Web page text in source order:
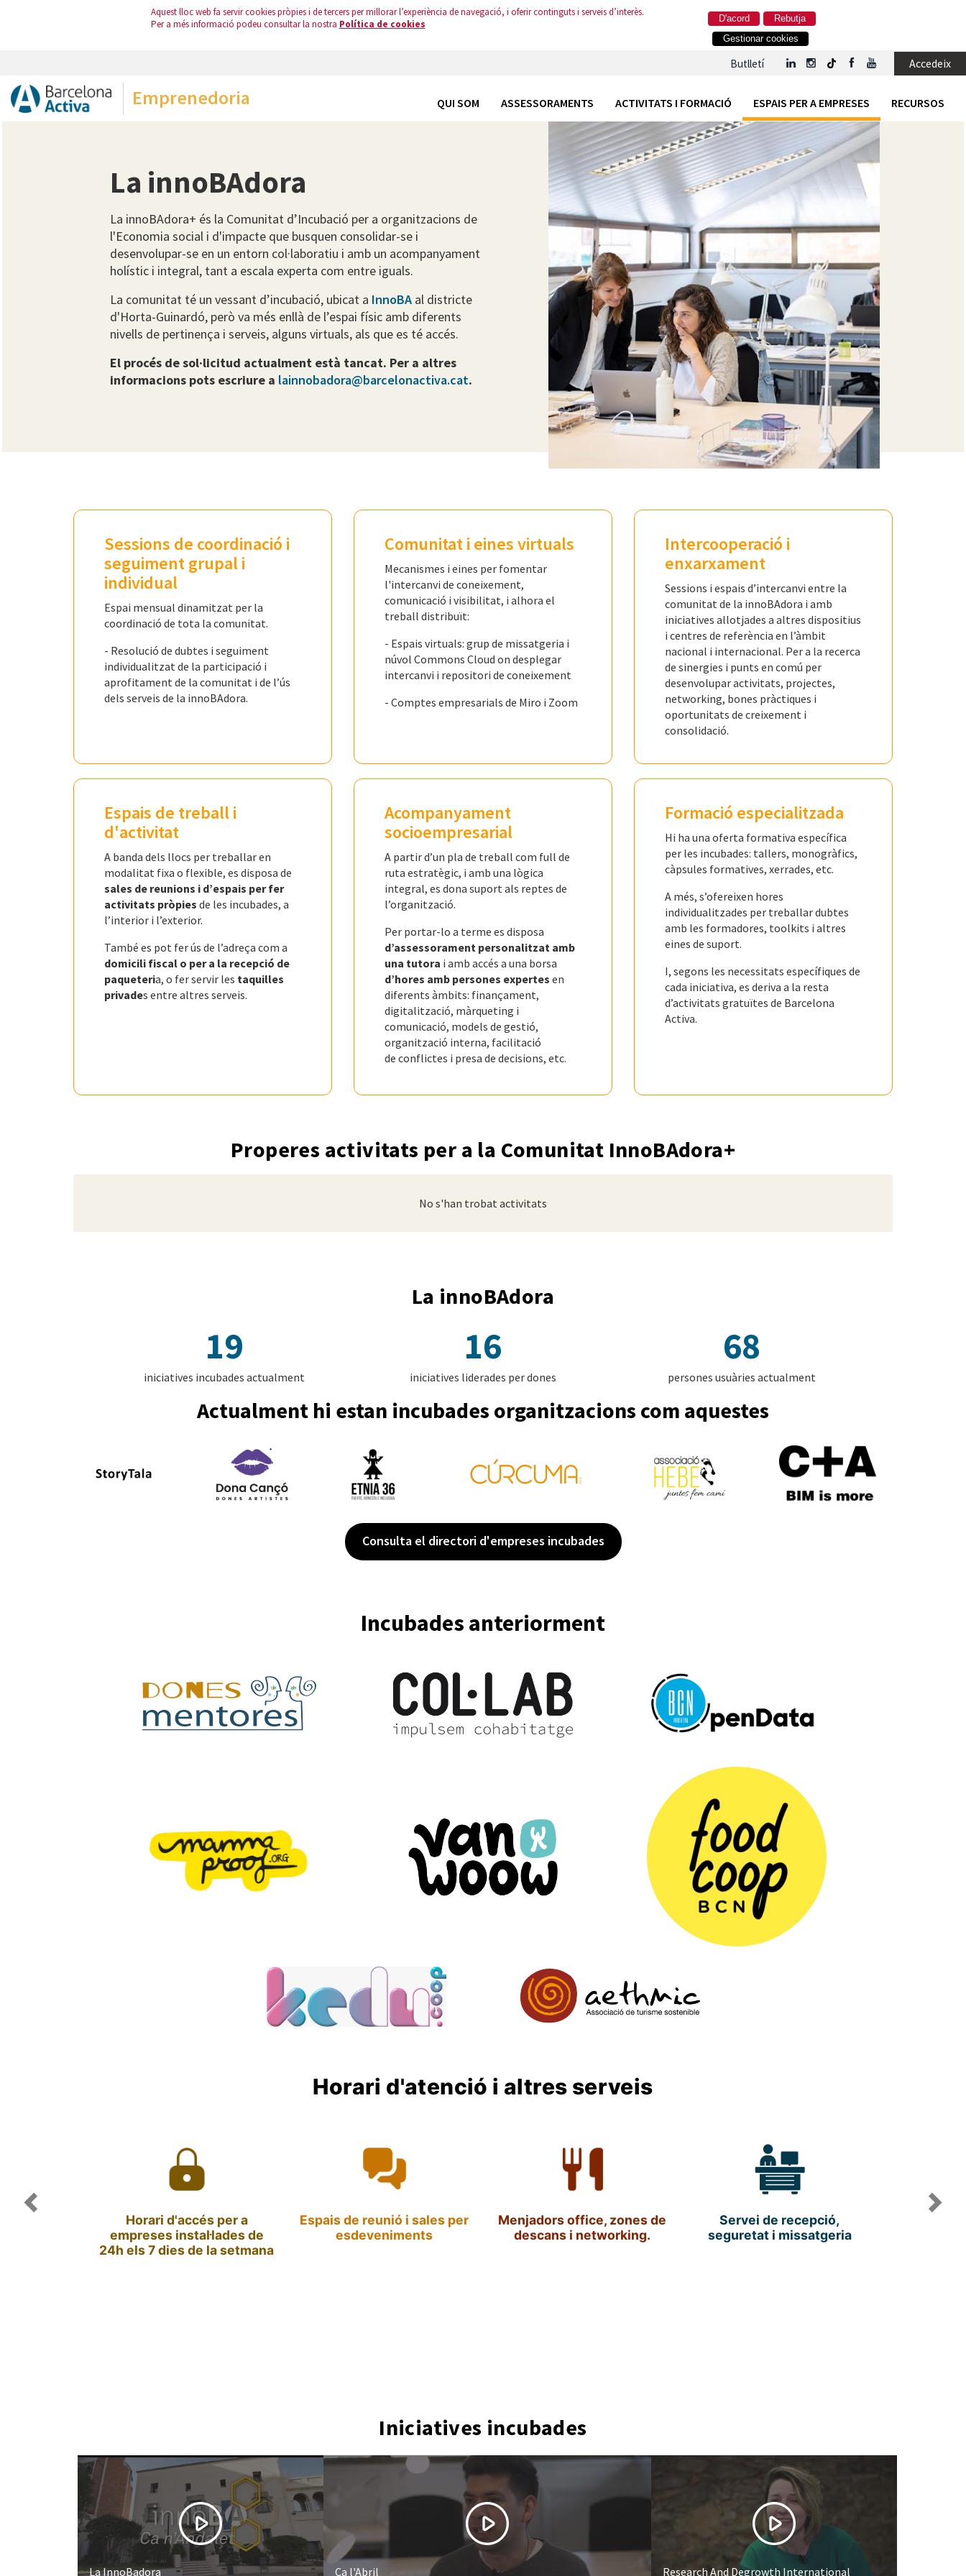
Aquest lloc web fa servir cookies pròpies i de tercers per millorar l’experiència de navegació, i oferir continguts i serveis d’interès.
Per a més informació podeu consultar la nostra Política de cookies Rebutja
D'acord
Gestionar cookies
Butlletí Accedeix
Emprenedoria QUI SOM ASSESSORAMENTS ACTIVITATS I FORMACIÓ ESPAIS PER A EMPRESES RECURSOS
La innoBAdora
La innoBAdora+ és la Comunitat d’Incubació per a organitzacions de
l'Economia social i d'impacte que busquen consolidar-se i
desenvolupar-se en un entorn col·laboratiu i amb un acompanyament
holístic i integral, tant a escala experta com entre iguals.
La comunitat té un vessant d’incubació, ubicat a InnoBA al districte
d'Horta-Guinardó, però va més enllà de l’espai físic amb diferents
nivells de pertinença i serveis, alguns virtuals, als que es té accés.
El procés de sol·licitud actualment està tancat. Per a altres
informacions pots escriure a lainnobadora@barcelonactiva.cat.
Sessions de coordinació i
seguiment grupal i
individual
Espai mensual dinamitzat per la
coordinació de tota la comunitat.
- Resolució de dubtes i seguiment
individualitzat de la participació i
aprofitament de la comunitat i de l’ús
dels serveis de la innoBAdora.
Comunitat i eines virtuals
Mecanismes i eines per fomentar
l'intercanvi de coneixement,
comunicació i visibilitat, i alhora el
treball distribuït:
- Espais virtuals: grup de missatgeria i
núvol Commons Cloud on desplegar
intercanvi i repositori de coneixement
- Comptes empresarials de Miro i Zoom
Intercooperació i
enxarxament
Sessions i espais d’intercanvi entre la
comunitat de la innoBAdora i amb
iniciatives allotjades a altres dispositius
i centres de referència en l’àmbit
nacional i internacional. Per a la recerca
de sinergies i punts en comú per
desenvolupar activitats, projectes,
networking, bones pràctiques i
oportunitats de creixement i
consolidació.
Espais de treball i
d'activitat
A banda dels llocs per treballar en
modalitat fixa o flexible, es disposa de
sales de reunions i d’espais per fer
activitats pròpies de les incubades, a
l’interior i l’exterior.
També es pot fer ús de l’adreça com a
domicili fiscal o per a la recepció de
paqueteria, o fer servir les taquilles
privades entre altres serveis.
Acompanyament
socioempresarial
A partir d’un pla de treball com full de
ruta estratègic, i amb una lògica
integral, es dona suport als reptes de
l’organització.
Per portar-lo a terme es disposa
d’assessorament personalitzat amb
una tutora i amb accés a una borsa
d’hores amb persones expertes en
diferents àmbits: finançament,
digitalització, màrqueting i
comunicació, models de gestió,
organització interna, facilitació
de conflictes i presa de decisions, etc.
Formació especialitzada
Hi ha una oferta formativa específica
per les incubades: tallers, monogràfics,
càpsules formatives, xerrades, etc.
A més, s’ofereixen hores
individualitzades per treballar dubtes
amb les formadores, toolkits i altres
eines de suport.
I, segons les necessitats específiques de
cada iniciativa, es deriva a la resta
d’activitats gratuïtes de Barcelona
Activa.
Properes activitats per a la Comunitat InnoBAdora+
No s'han trobat activitats
La innoBAdora
19
iniciatives incubades actualment
16
iniciatives liderades per dones
68
persones usuàries actualment
Actualment hi estan incubades organitzacions com aquestes
Consulta el directori d'empreses incubades
Incubades anteriorment
Horari d'atenció i altres serveis
Horari d'accés per a
empreses instal·lades de
24h els 7 dies de la setmana
Espais de reunió i sales per
esdeveniments
Menjadors office, zones de
descans i networking.
Servei de recepció,
seguretat i missatgeria
Iniciatives incubades
La InnoBadora Ca l'Abril Research And Degrowth International